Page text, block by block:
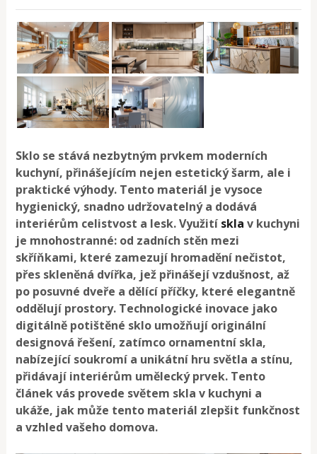
Sklo se stává nezbytným prvkem moderních
kuchyní, přinášejícím nejen estetický šarm, ale i
praktické výhody. Tento materiál je vysoce
hygienický, snadno udržovatelný a dodává
interiérům celistvost a lesk. Využití sklav kuchyni
je mnohostranné: od zadních stěn mezi
skříňkami, které zamezují hromadění nečistot,
přes skleněná dvířka, jež přinášejí vzdušnost, až
po posuvné dveře a dělící příčky, které elegantně
oddělují prostory. Technologické inovace jako
digitálně potištěné sklo umožňují originální
designová řešení, zatímco ornamentní skla,
nabízející soukromí a unikátní hru světla a stínu,
přidávají interiérům umělecký prvek. Tento
článek vás provede světem skla v kuchyni a
ukáže, jak může tento materiál zlepšit funkčnost
a vzhled vašeho domova.